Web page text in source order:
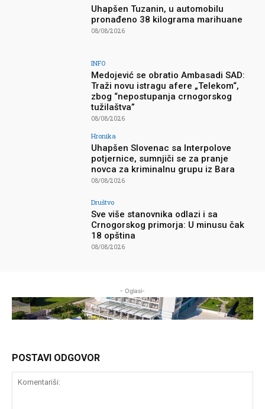
Uhapšen Tuzanin, u automobilu
pronađeno 38 kilograma marihuane
08/08/2026
INFO
Medojević se obratio Ambasadi SAD:
Traži novu istragu afere „Telekom“,
zbog “nepostupanja crnogorskog
tužilaštva”
08/08/2026
Hronika
Uhapšen Slovenac sa Interpolove
potjernice, sumnjiči se za pranje
novca za kriminalnu grupu iz Bara
08/08/2026
Društvo
Sve više stanovnika odlazi i sa
Crnogorskog primorja: U minusu čak
18 opština
08/08/2026
- Oglasi-
POSTAVI ODGOVOR